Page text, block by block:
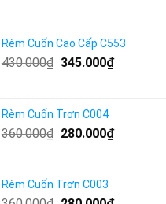
Rèm Cuốn Cao Cấp C553
430.000₫ 345.000₫
Rèm Cuốn Trơn C004
360.000₫ 280.000₫
Rèm Cuốn Trơn C003